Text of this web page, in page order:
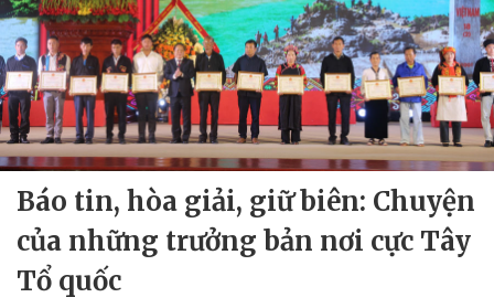
Báo tin, hòa giải, giữ biên: Chuyện
của những trưởng bản nơi cực Tây
Tổ quốc